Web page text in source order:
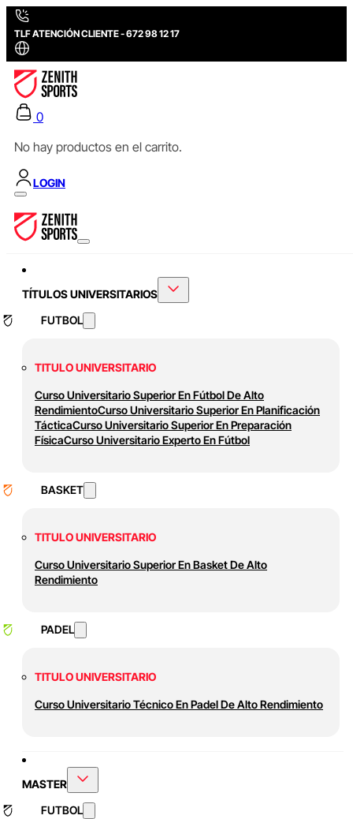
TLF ATENCIÓN CLIENTE - 672 98 12 17
0
No hay productos en el carrito.
LOGIN
TÍTULOS UNIVERSITARIOS
FUTBOL
TITULO UNIVERSITARIO
Curso Universitario Superior En Fútbol De Alto
RendimientoCurso Universitario Superior En Planificación
TácticaCurso Universitario Superior En Preparación
FísicaCurso Universitario Experto En Fútbol
BASKET
TITULO UNIVERSITARIO
Curso Universitario Superior En Basket De Alto
Rendimiento
PADEL
TITULO UNIVERSITARIO
Curso Universitario Técnico En Padel De Alto Rendimiento
MASTER
FUTBOL